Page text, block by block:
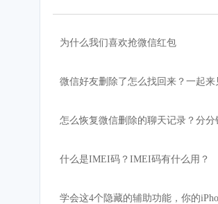
为什么我们喜欢抢微信红包
什么是IMEI码？IMEI码有什么用？